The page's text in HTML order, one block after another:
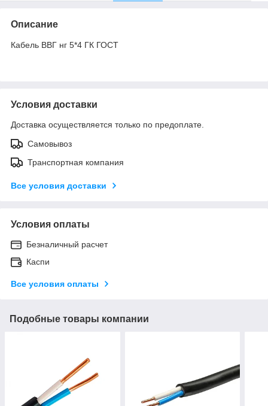
Описание
Кабель ВВГ нг 5*4 ГК ГОСТ
Условия доставки
Доставка осуществляется только по предоплате.
Самовывоз
Транспортная компания
Все условия доставки
Условия оплаты
Безналичный расчет
Каспи
Все условия оплаты
Подобные товары компании